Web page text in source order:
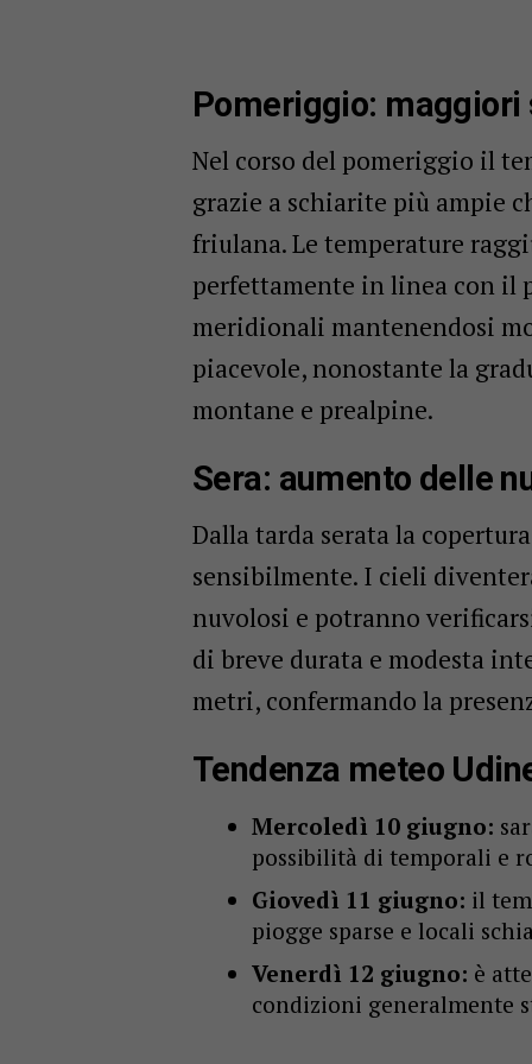
Pomeriggio:
Nel corso del pomeriggio il
grazie a schiarite più ampie
friulana. Le temperature
perfettamente in linea con il
meridionali mantenendosi
piacevole, nonostante la
montane e prealpine.
Sera: aumento delle
Dalla tarda serata la
sensibilmente. I cieli
nuvolosi e potranno
di breve durata e modesta
metri, confermando la
Tendenza meteo
Mercoledì 10 giugno:
possibilità di temporali e
Giovedì 11 giugno: il
piogge sparse e locali
Venerdì 12 giugno: è
condizioni generalmente